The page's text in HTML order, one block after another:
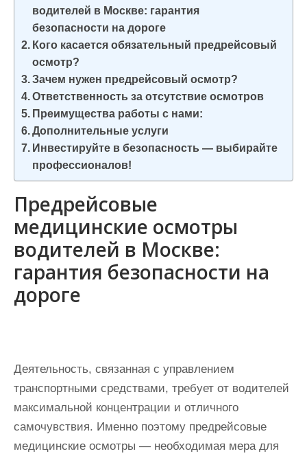
водителей в Москве: гарантия
безопасности на дороге
Кого касается обязательный предрейсовый
осмотр?
Зачем нужен предрейсовый осмотр?
Ответственность за отсутствие осмотров
Преимущества работы с нами:
Дополнительные услуги
Инвестируйте в безопасность — выбирайте
профессионалов!
Предрейсовые
медицинские осмотры
водителей в Москве:
гарантия безопасности на
дороге
Деятельность, связанная с управлением
транспортными средствами, требует от водителей
максимальной концентрации и отличного
самочувствия. Именно поэтому предрейсовые
медицинские осмотры — необходимая мера для